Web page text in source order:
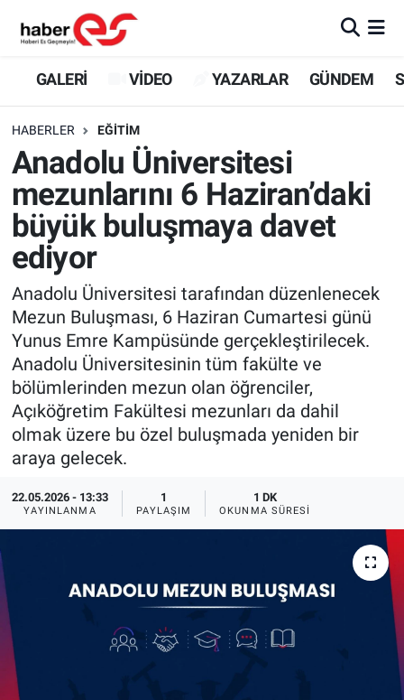
GALERİ VİDEO YAZARLAR GÜNDEM
HABERLER EĞİTİM
Anadolu Üniversitesi
mezunlarını 6 Haziran’daki
büyük buluşmaya davet
ediyor
Anadolu Üniversitesi tarafından düzenlenecek
Mezun Buluşması, 6 Haziran Cumartesi günü
Yunus Emre Kampüsünde gerçekleştirilecek.
Anadolu Üniversitesinin tüm fakülte ve
bölümlerinden mezun olan öğrenciler,
Açıköğretim Fakültesi mezunları da dahil
olmak üzere bu özel buluşmada yeniden bir
araya gelecek.
22.05.2026 - 13:33
YAYINLANMA
1
PAYLAŞIM
1 DK
OKUNMA SÜRESI
GALERİ
YAZARLAR
GÜNDEM
SİYASET
TEKNOLOJİ
EKONOMİ
SPOR
ASAYİŞ
Eskişehir Nöbetçi Eczaneler
Eskişehir Trafik Yoğunluk Haritası
Süper Lig Puan Durumu ve Fikstür
Tüm Manşetler
Son Dakika Haberleri
Haber Arşivi